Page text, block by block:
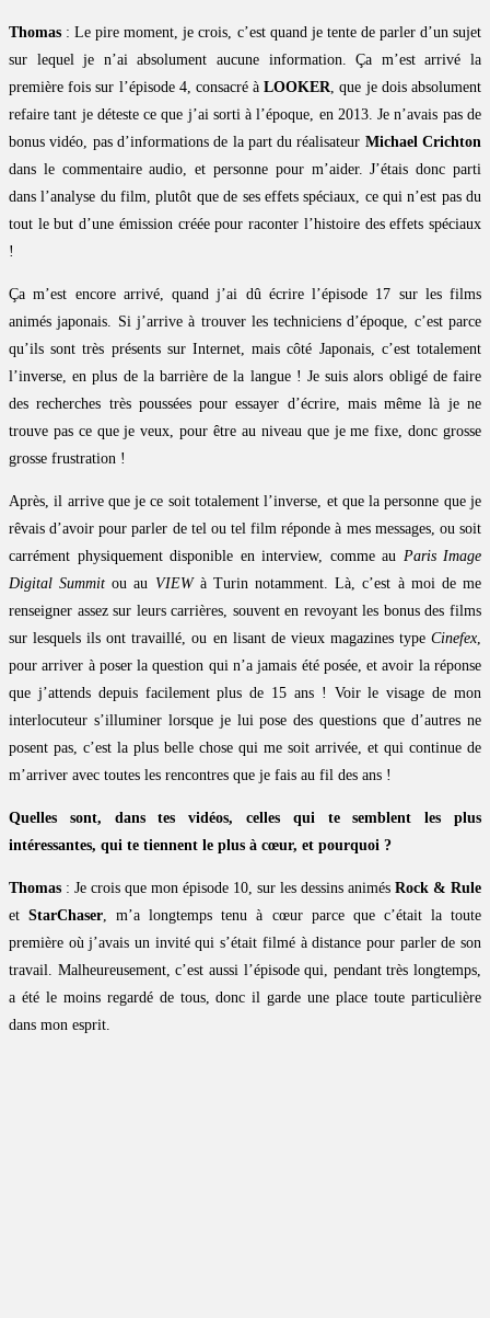
Thomas : Le pire moment, je crois, c’est quand je tente de parler d’un sujet
sur lequel je n’ai absolument aucune information. Ça m’est arrivé la
première fois sur l’épisode 4, consacré àLOOKER, que je dois absolument
refaire tant je déteste ce que j’ai sorti à l’époque, en 2013. Je n’avais pas de
bonus vidéo, pas d’informations de la part du réalisateur Michael Crichton
dans le commentaire audio, et personne pour m’aider. J’étais donc parti
dans l’analyse du film, plutôt que de ses effets spéciaux, ce qui n’est pas du
tout le but d’une émission créée pour raconter l’histoire des effets spéciaux
!
Ça m’est encore arrivé, quand j’ai dû écrire l’épisode 17 sur les films
animés japonais. Si j’arrive à trouver les techniciens d’époque, c’est parce
qu’ils sont très présents sur Internet, mais côté Japonais, c’est totalement
l’inverse, en plus de la barrière de la langue ! Je suis alors obligé de faire
des recherches très poussées pour essayer d’écrire, mais même là je ne
trouve pas ce que je veux, pour être au niveau que je me fixe, donc grosse
grosse frustration !
Après, il arrive que je ce soit totalement l’inverse, et que la personne que je
rêvais d’avoir pour parler de tel ou tel film réponde à mes messages, ou soit
carrément physiquement disponible en interview, comme au Paris Image
Digital Summit ou au VIEWà Turin notamment. Là, c’est à moi de me
renseigner assez sur leurs carrières, souvent en revoyant les bonus des films
sur lesquels ils ont travaillé, ou en lisant de vieux magazines type Cinefex,
pour arriver à poser la question qui n’a jamais été posée, et avoir la réponse
que j’attends depuis facilement plus de 15 ans ! Voir le visage de mon
interlocuteur s’illuminer lorsque je lui pose des questions que d’autres ne
posent pas, c’est la plus belle chose qui me soit arrivée, et qui continue de
m’arriver avec toutes les rencontres que je fais au fil des ans !
Quelles sont, dans tes vidéos, celles qui te semblent les plus
intéressantes, qui te tiennent le plus à cœur, et pourquoi ?
Thomas : Je crois que mon épisode 10, sur les dessins animés Rock & Rule
etStarChaser, m’a longtemps tenu à cœur parce que c’était la toute
première où j’avais un invité qui s’était filmé à distance pour parler de son
travail. Malheureusement, c’est aussi l’épisode qui, pendant très longtemps,
a été le moins regardé de tous, donc il garde une place toute particulière
dans mon esprit.